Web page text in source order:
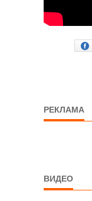
РЕКЛАМА
ВИДЕО